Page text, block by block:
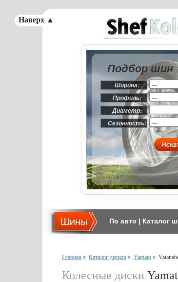
Подбор шин
Ширина:
Профиль:
Диаметр:
Сезонность:
По авто | Каталог
Главная » Каталог дисков » Yamato »
Колесные диски
Наверх ▲